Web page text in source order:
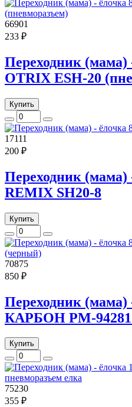
66901
233 ₽
Переходник (мама)
OTRIX ESH-20
Купить
17111
200 ₽
Переходник (мама)
REMIX SH20-8
Купить
70875
850 ₽
Переходник (мама)
КАРБОН РМ-94281
Купить
75230
355 ₽